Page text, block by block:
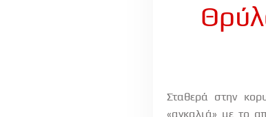
Σταθερά στην
«αγκαλιά» με το